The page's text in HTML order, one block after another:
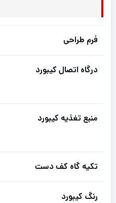
فرم طراحی
درگاه اتصال کیبورد
منبع تغذیه کیبورد
تکیه گاه کف دست
رنگ کیبورد